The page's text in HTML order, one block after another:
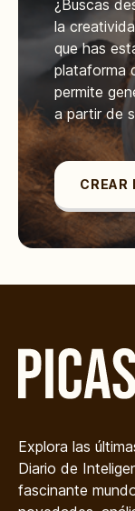
¿Buscas
la
que has
plataforma
permite
a partir de
CREAR
Explora las
Diario de
fascinante